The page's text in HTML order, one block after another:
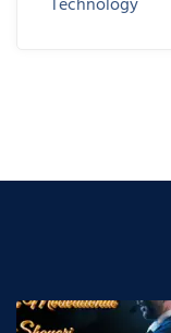
Technology